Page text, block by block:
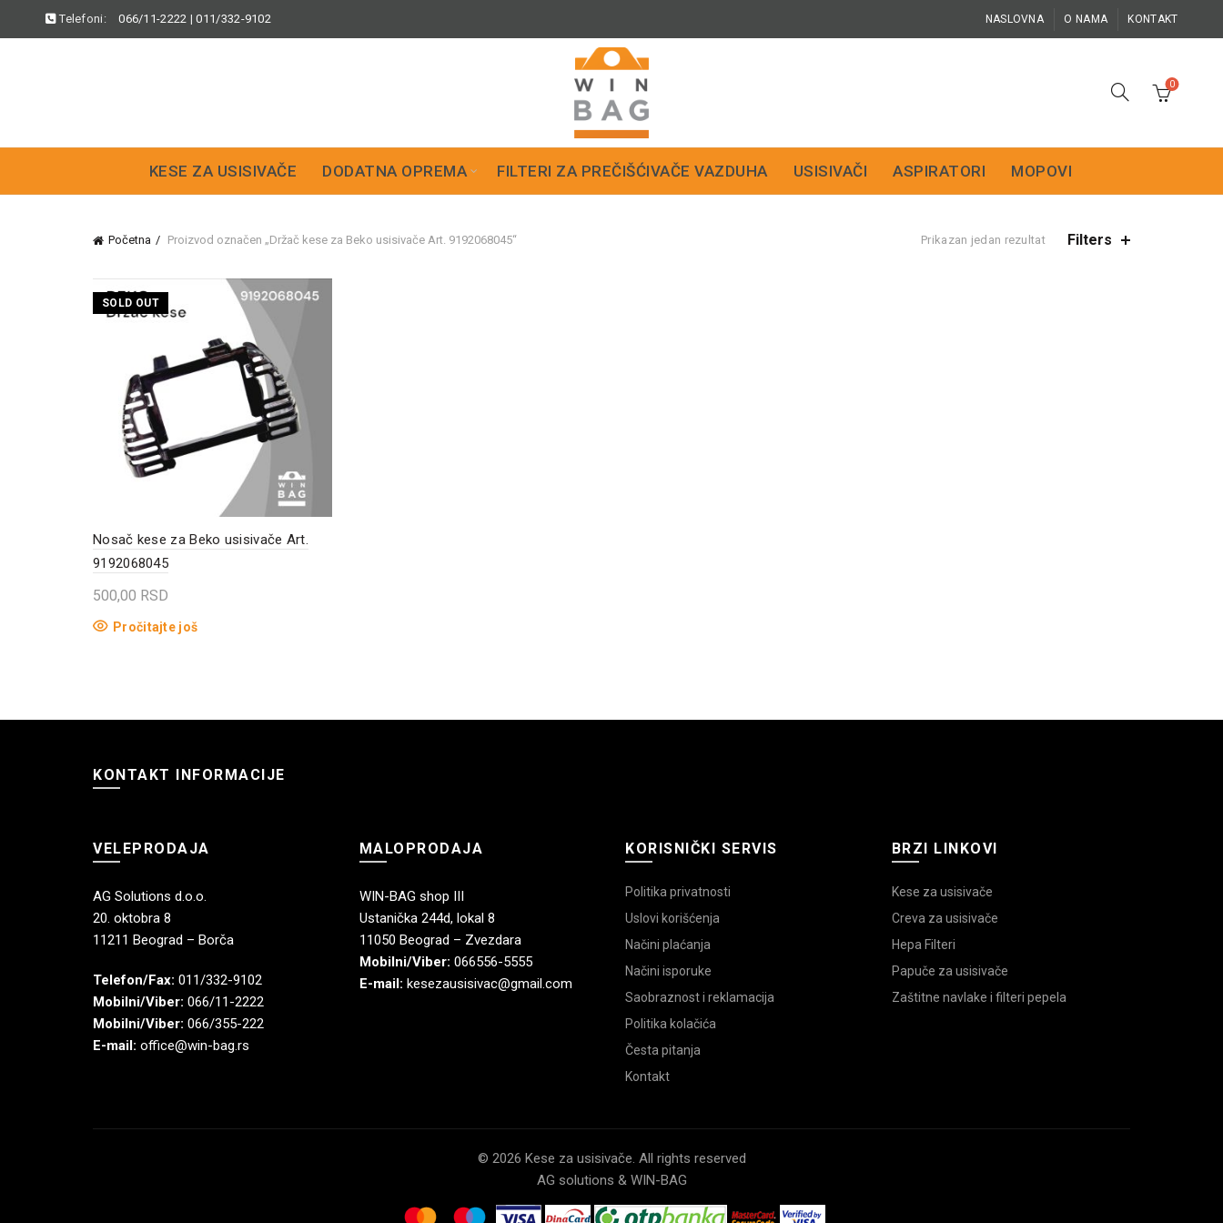
Telefoni: 066/11-2222 |011/332-9102 NASLOVNA O NAMA KONTAKT
0
KESE ZA USISIVAČE DODATNA OPREMA FILTERI ZA PREČIŠĆIVAČE VAZDUHA USISIVAČI ASPIRATORI MOPOVI
Početna Proizvod označen „Držač kese za Beko usisivače Art. 9192068045“ Prikazan jedan rezultat Filters
SOLD OUT
Nosač kese za Beko usisivače Art.
9192068045
500,00 RSD
Pročitajte još
KONTAKT INFORMACIJE
VELEPRODAJA
AG Solutions d.o.o.
20. oktobra 8
11211 Beograd – Borča
Telefon/Fax: 011/332-9102
Mobilni/Viber: 066/11-2222
Mobilni/Viber: 066/355-222
E-mail: office@win-bag.rs
MALOPRODAJA
WIN-BAG shop III
Ustanička 244d, lokal 8
11050 Beograd – Zvezdara
Mobilni/Viber: 066556-5555
E-mail: kesezausisivac@gmail.com
KORISNIČKI SERVIS
Politika privatnosti
Uslovi korišćenja
Načini plaćanja
Načini isporuke
Saobraznost i reklamacija
Politika kolačića
Česta pitanja
Kontakt
BRZI LINKOVI
Kese za usisivače
Creva za usisivače
Hepa Filteri
Papuče za usisivače
Zaštitne navlake i filteri pepela
© 2026 Kese za usisivače. All rights reserved
AG solutions & WIN-BAG